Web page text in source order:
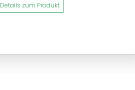
Details zum Produkt